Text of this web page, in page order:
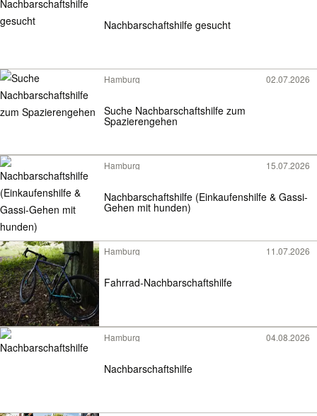
Nachbarschaftshilfe gesucht
Hamburg 02.07.2026
Suche Nachbarschaftshilfe zum
Spazierengehen
Hamburg 15.07.2026
Nachbarschaftshilfe (Einkaufenshilfe & Gassi-
Gehen mit hunden)
Hamburg 11.07.2026
Fahrrad-Nachbarschaftshilfe
Hamburg 04.08.2026
Nachbarschaftshilfe